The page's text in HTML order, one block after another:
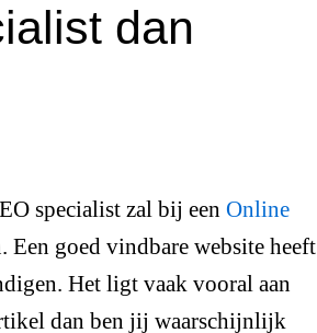
dan
specialist zal bij een Online
goed vindbare website heeft
Het ligt vaak vooral aan
dan ben jij waarschijnlijk